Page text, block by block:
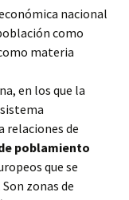
nacional
como
materia
en los que la
relaciones de
poblamiento
que se
zonas de